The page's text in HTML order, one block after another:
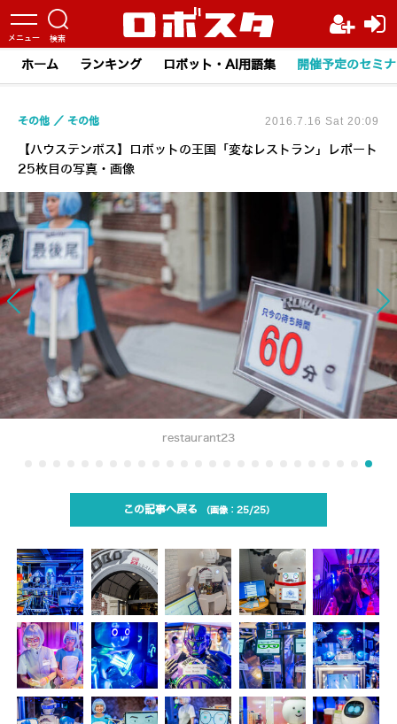
ホーム ランキング ロボット・AI用語集 開催予定のセミ
【ハウステンボス】ロボットの王国「変なレストラン」レポート
25枚目の写真・画像
その他 その他 2016.7.16 Sat 20:09
restaurant23
この記事へ戻る 25/25